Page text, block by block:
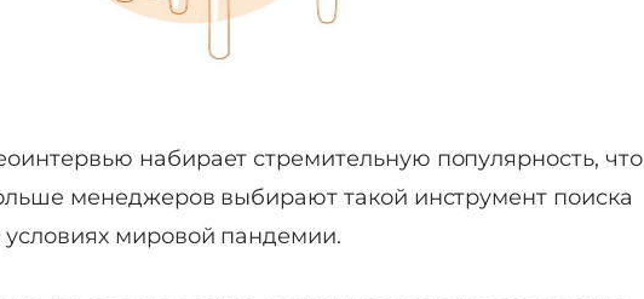
набирает стремительную популярность, что
менеджеров выбирают такой инструмент поиска
условиях мировой пандемии.